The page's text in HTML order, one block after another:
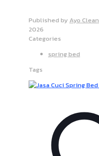
Published by Ayo Clean
2026
Categories
spring bed
Tags